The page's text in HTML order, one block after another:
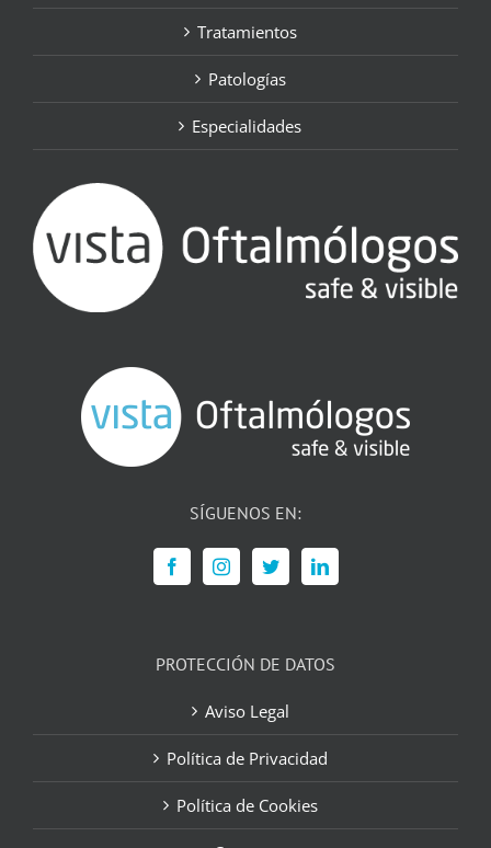
Tratamientos
Patologías
Especialidades
SÍGUENOS EN:
PROTECCIÓN DE DATOS
Aviso Legal
Política de Privacidad
Política de Cookies